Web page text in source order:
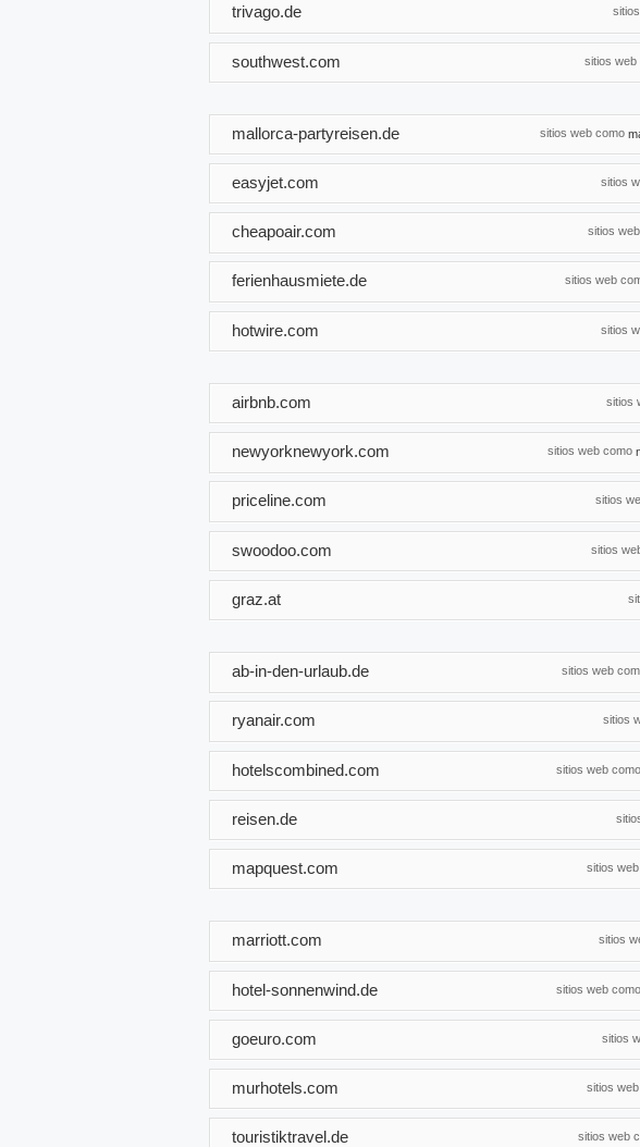
trivago.de
sitios web
southwest.com
sitios web como
mallorca-partyreisen.de
sitios
easyjet.com
sitios
cheapoair.com
sitios web
ferienhausmiete.de
sitios
hotwire.com
sitios
airbnb.com
sitios web como
newyorknewyork.com
sitios
priceline.com
sitios
swoodoo.com
graz.at
sitios web
ab-in-den-urlaub.de
sitios
ryanair.com
sitios web como
hotelscombined.com
reisen.de
sitios
mapquest.com
sitios
marriott.com
sitios web como
hotel-sonnenwind.de
sitios
goeuro.com
sitios
murhotels.com
sitios web
touristiktravel.de